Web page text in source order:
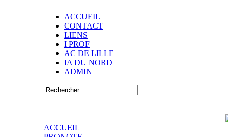
ACCUEIL
CONTACT
LIENS
I PROF
AC DE LILLE
IA DU NORD
ADMIN
ACCUEIL